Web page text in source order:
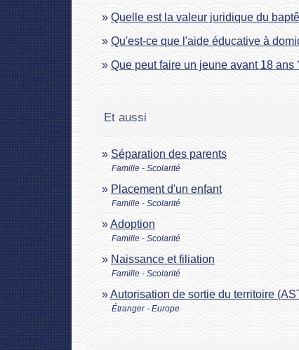
Quelle est la valeur juridique du
Qu'est-ce que l'aide éducative à
Que peut faire un jeune avant 18 ans
Et aussi
Séparation des parents
Famille - Scolarité
Placement d'un enfant
Famille - Scolarité
Adoption
Famille - Scolarité
Naissance et filiation
Famille - Scolarité
Autorisation de sortie du territoire
Étranger - Europe